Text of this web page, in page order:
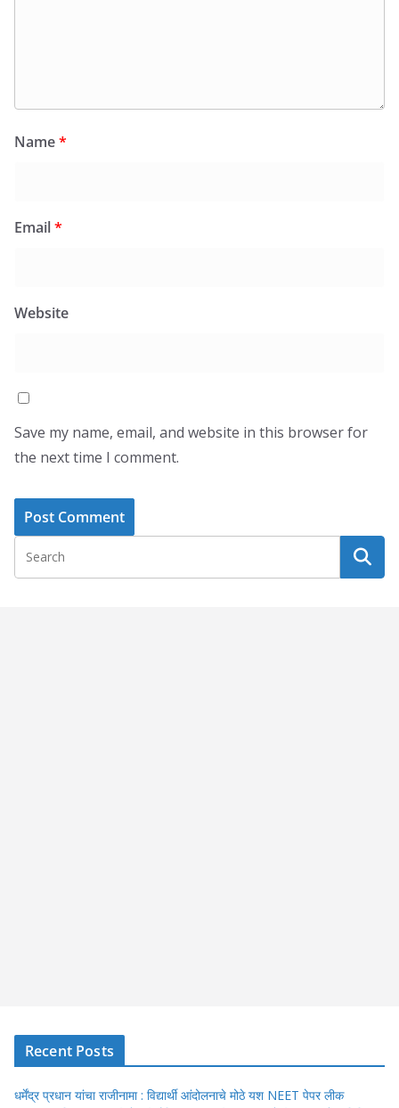
Name*
Email*
Website
Save my name, email, and website in this browser for
the next time I comment.
Recent Posts
धर्मेंद्र प्रधान यांचा राजीनामा : विद्यार्थी आंदोलनाचे मोठे यश NEET पेपर लीक